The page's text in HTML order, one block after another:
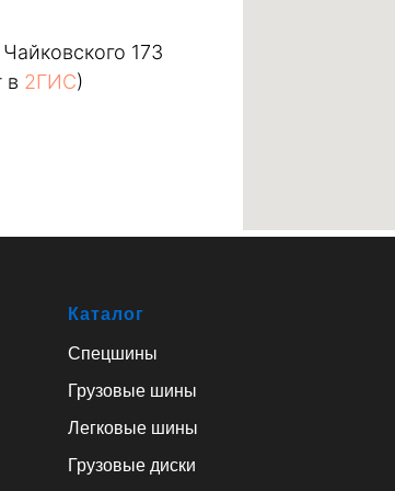
173
в 2ГИС)
Каталог
Спецшины
Грузовые шины
Легковые шины
Грузовые диски